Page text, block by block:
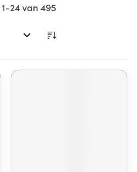
1-24van495